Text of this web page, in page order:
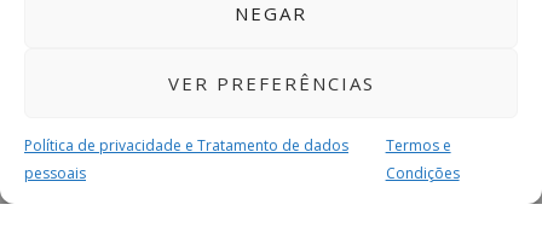
NEGAR
VER PREFERÊNCIAS
Política de privacidade e Tratamento de dados
pessoais
Termos e
Condições